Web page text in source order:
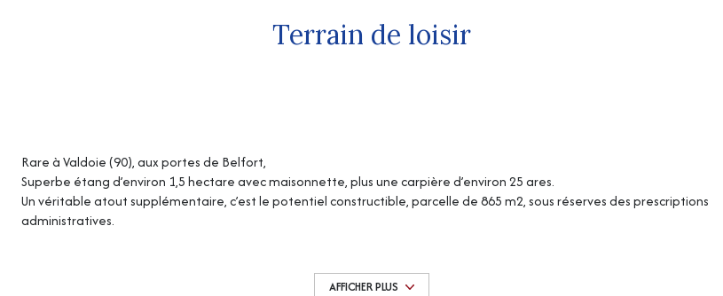
Terrain de loisir
Rare à Valdoie (90), aux portes de Belfort,
Superbe étang d’environ 1,5 hectare avec maisonnette, plus une carpière d’environ 25 ares.
Un véritable atout supplémentaire, c’est le potentiel constructible, parcelle de 865 m2, sous réserves des prescriptions
administratives.
Dans un environnement naturel privilégié, sur la commune de Valdoie, venez découvrir cette propriété de loisirs pleine
AFFICHER PLUS